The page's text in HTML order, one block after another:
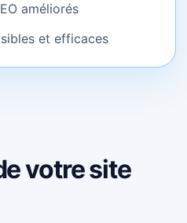
améliorés
et efficaces
votre site